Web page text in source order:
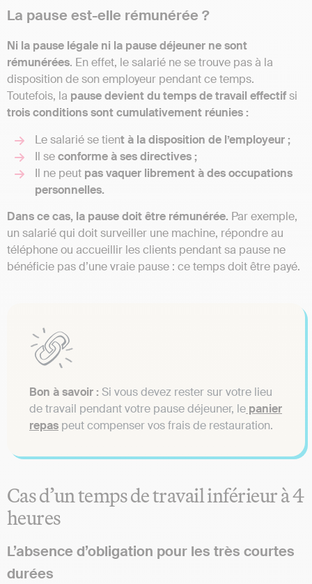
La pause est-elle rémunérée ?
Ni la pause légale ni la pause déjeuner ne sont
rémunérées. En effet, le salarié ne se trouve pas à la
disposition de son employeur pendant ce temps.
Toutefois, la pause devient du temps de travail effectifsi
trois conditions sont cumulativement réunies :
Le salarié se tient à la disposition de l’employeur ;
Il seconforme à ses directives ;
Il ne peut pas vaquer librement à des occupations
personnelles.
Dans ce cas, la pause doit être rémunérée. Par exemple,
un salarié qui doit surveiller une machine, répondre au
téléphone ou accueillir les clients pendant sa pause ne
bénéficie pas d’une vraie pause : ce temps doit être payé.
Bon à savoir : Si vous devez rester sur votre lieu
de travail pendant votre pause déjeuner, le panier
repas peut compenser vos frais de restauration.
Cas d’un temps de travail inférieur à 4
heures
L’absence d’obligation pour les très courtes
durées